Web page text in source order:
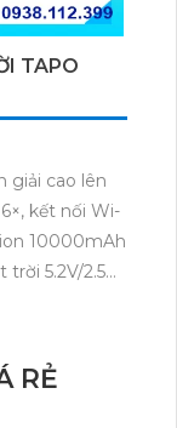
TAPO
giải cao lên
kết nối Wi-
10000mAh
5.2V/2.5W.
RẺ